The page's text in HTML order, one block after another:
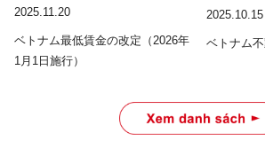
2025.11.20
ベトナム最低賃金の改定（2026年
1月1日施行）
2025.10.15
ベトナム